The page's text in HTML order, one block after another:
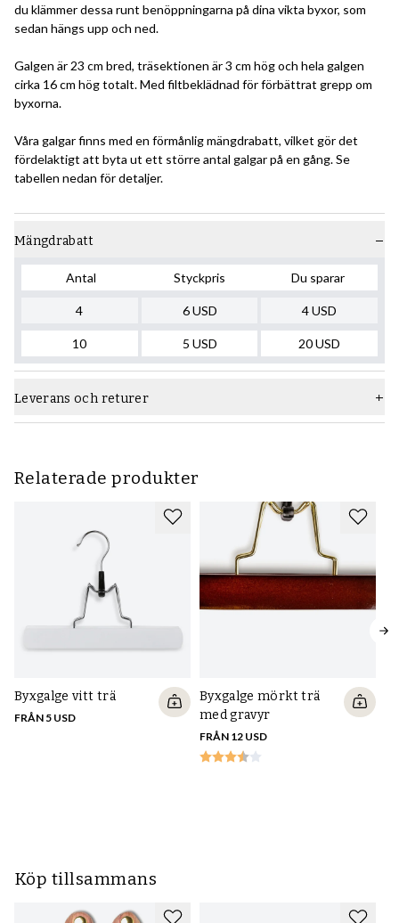
du klämmer dessa runt benöppningarna på dina vikta byxor, som
sedan hängs upp och ned.
Galgen är 23 cm bred, träsektionen är 3 cm hög och hela galgen
cirka 16 cm hög totalt. Med filtbeklädnad för förbättrat grepp om
byxorna.
Våra galgar finns med en förmånlig mängdrabatt, vilket gör det
fördelaktigt att byta ut ett större antal galgar på en gång. Se
tabellen nedan för detaljer.
Mängdrabatt
Antal Styckpris Du sparar
4
10
6 USD
5 USD
4USD
20USD
Leverans och returer
Relaterade produkter
Byxgalge vitt trä
FRÅN 5 USD
Byxgalge mörkt trä
med gravyr
FRÅN 12 USD
Köp tillsammans